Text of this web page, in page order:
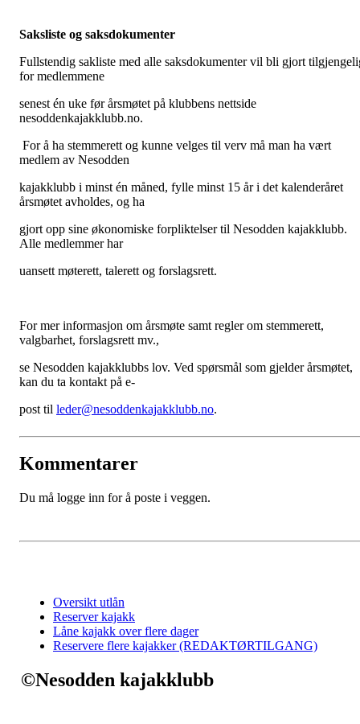
Saksliste og saksdokumenter
Fullstendig sakliste med alle saksdokumenter vil bli gjort
for medlemmene
senest én uke før årsmøtet på klubbens nettside
nesoddenkajakklubb.no.
For å ha stemmerett og kunne velges til verv må man ha vært
medlem av Nesodden
kajakklubb i minst én måned, fylle minst 15 år i det kalenderåret
årsmøtet avholdes, og ha
gjort opp sine økonomiske forpliktelser til Nesodden kajakklubb.
Alle medlemmer har
uansett møterett, talerett og forslagsrett.
For mer informasjon om årsmøte samt regler om stemmerett,
valgbarhet, forslagsrett mv.,
se Nesodden kajakklubbs lov. Ved spørsmål som gjelder årsmøtet,
kan du ta kontakt på e-
post til leder@nesoddenkajakklubb.no.
Kommentarer
Du må logge inn for å poste i veggen.
Oversikt utlån
Reserver kajakk
Låne kajakk over flere dager
Reservere flere kajakker (REDAKTØRTILGANG)
©Nesodden kajakklubb